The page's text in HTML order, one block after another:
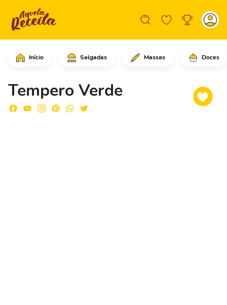
Início Salgadas Massas Doces
Tempero Verde
Comece descascando as